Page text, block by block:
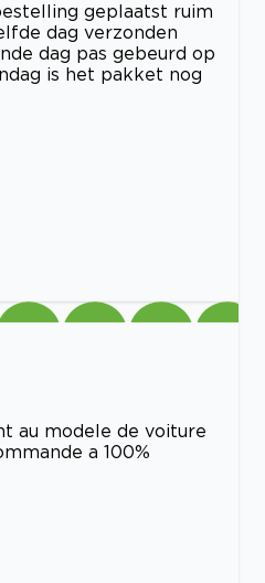
geplaatst ruim
dag verzonden
dag pas gebeurd op
is het pakket nog
au modele de voiture
a 100%